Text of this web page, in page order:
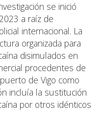
se inició
a raíz de
internacional. La
organizada para
disimulados en
procedentes de
de Vigo como
incluía la sustitución
por otros idénticos